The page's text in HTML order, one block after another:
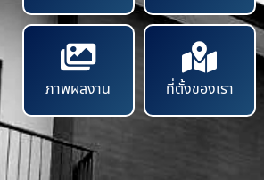
ภาพผลงาน ที่ตั้งของเรา